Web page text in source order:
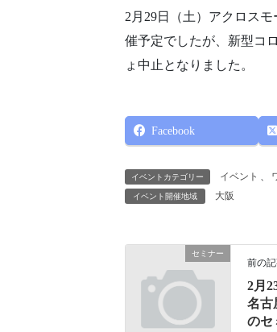
2月29日（土）アクロス
催予定でしたが、新型コ
ょ中止となりました。
Facebook
イベントカテゴリー イベント 、
イベント開催地域 大阪
セミナー
前の
2月
名古
のセ